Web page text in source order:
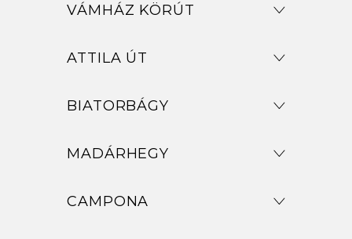
VÁMHÁZ KÖRÚT
ATTILA ÚT
BIATORBÁGY
MADÁRHEGY
CAMPONA